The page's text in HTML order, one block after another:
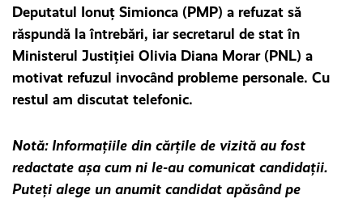
Deputatul Ionuţ Simionca (PMP) a refuzat să
răspundă la întrebări, iar secretarul de stat în
Ministerul Justiţiei Olivia Diana Morar (PNL) a
motivat refuzul invocând probleme personale. Cu
restul am discutat telefonic.
Notă: Informaţiile din cărţile de vizită au fost
redactate aşa cum ni le-au comunicat candidaţii.
Puteţi alege un anumit candidat apăsând pe